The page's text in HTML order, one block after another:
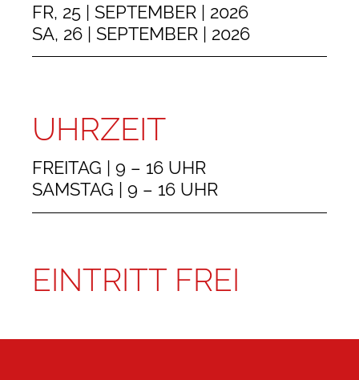
FR, 25 | SEPTEMBER | 2026
SA, 26 | SEPTEMBER | 2026
UHRZEIT
FREITAG | 9 – 16 UHR
SAMSTAG | 9 – 16 UHR
EINTRITT FREI